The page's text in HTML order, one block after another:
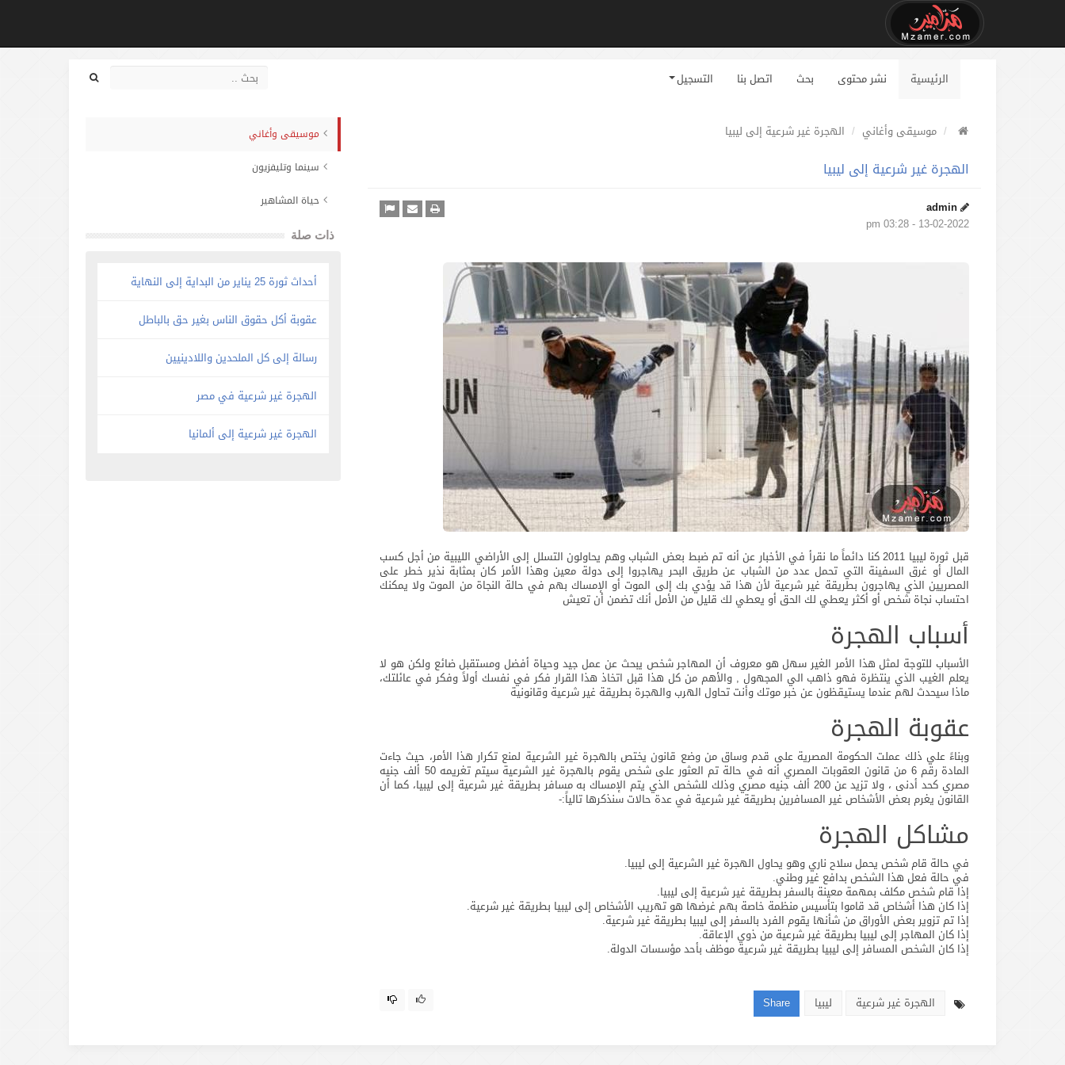
الرئيسية نشر محتوى بحث اتصل بنا التسجيل
موسيقى وأغاني الهجرة غير شرعية إلى ليبيا
الهجرة غير شرعية إلى ليبيا
admin
13-02-2022 - 03:28 pm
قبل ثورة ليبيا 2011 كنا دائماً ما نقرأ في الأخبار عن أنه تم ضبط بعض الشباب وهم يحاولون التسلل إلى الأراضي الليبية من أجل كسب
المال أو غرق السفينة التي تحمل عدد من الشباب عن طريق البحر يهاجروا إلى دولة معين وهذا الأمر كان بمثابة نذير خطر على
المصريين الذي يهاجرون بطريقة غير شرعية لأن هذا قد يؤدي بك إلى الموت أو الإمساك بهم في حالة النجاة من الموت ولا يمكنك
احتساب نجاة شخص أو أكثر يعطي لك الحق أو يعطي لك قليل من الأمل أنك تضمن أن تعيش
أسباب الهجرة
الأسباب للتوجة لمثل هذا الأمر الغير سهل هو معروف أن المهاجر شخص يبحث عن عمل جيد وحياة أفضل ومستقبل ضائع ولكن هو لا
يعلم الغيب الذي ينتظرة فهو ذاهب الي المجهول , والأهم من كل هذا قبل اتخاذ هذا القرار فكر في نفسك أولاً وفكر في عائلتك،
ماذا سيحدث لهم عندما يستيقظون عن خبر موتك وأنت تحاول الهرب والهجرة بطريقة غير شرعية وقانونية
عقوبة الهجرة
وبناءً علي ذلك عملت الحكومة المصرية على قدم وساق من وضع قانون يختص بالهجرة غير الشرعية لمنع تكرار هذا الأمر، حيث جاءت
المادة رقم 6 من قانون العقوبات المصري أنه في حالة تم العثور على شخص يقوم بالهجرة غير الشرعية سيتم تغريمه 50 ألف جنيه
مصري كحد أدنى ، ولا تزيد عن 200 ألف جنيه مصري وذلك للشخص الذي يتم الإمساك به مسافر بطريقة غير شرعية إلى ليبيا، كما أن
القانون يغرم بعض الأشخاص غير المسافرين بطريقة غير شرعية في عدة حالات سنذكرها تالياً:-
مشاكل الهجرة
في حالة قام شخص يحمل سلاح ناري وهو يحاول الهجرة غير الشرعية إلى ليبيا.
في حالة فعل هذا الشخص بدافع غير وطني.
إذا قام شخص مكلف بمهمة معينة بالسفر بطريقة غير شرعية إلى ليبيا.
إذا كان هذا أشخاص قد قاموا بتأسيس منظمة خاصة بهم غرضها هو تهريب الأشخاص إلى ليبيا بطريقة غير شرعية.
إذا تم تزوير بعض الأوراق من شأنها يقوم الفرد بالسفر إلى ليبيا بطريقة غير شرعية.
إذا كان المهاجر إلى ليبيا بطريقة غير شرعية من ذوي الإعاقة.
إذا كان الشخص المسافر إلى ليبيا بطريقة غير شرعية موظف بأحد مؤسسات الدولة.
الهجرة غير شرعية ليبيا Share
موسيقى وأغاني
سينما وتليفزيون
حياة المشاهير
ذات صلة
أحداث ثورة 25 يناير من البداية إلى النهاية
عقوبة أكل حقوق الناس بغير حق بالباطل
رسالة إلى كل الملحدين واللادينيين
الهجرة غير شرعية في مصر
الهجرة غير شرعية إلى ألمانيا